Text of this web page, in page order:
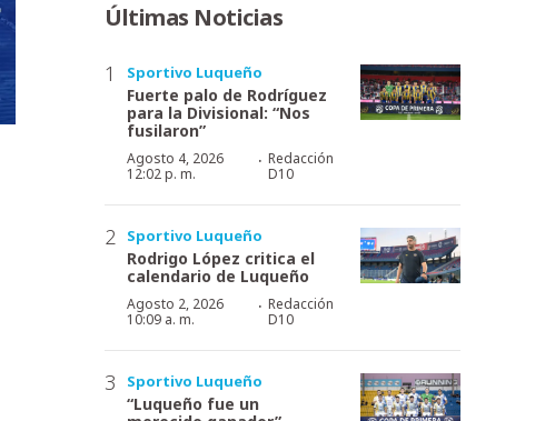
Últimas Noticias
Sportivo Luqueño
Fuerte palo de Rodríguez
para la Divisional: “Nos
fusilaron”
Agosto 4, 2026
12:02 p. m.
· Redacción
D10
Sportivo Luqueño
Rodrigo López critica el
calendario de Luqueño
Agosto 2, 2026
10:09 a. m.
· Redacción
D10
Sportivo Luqueño
“Luqueño fue un